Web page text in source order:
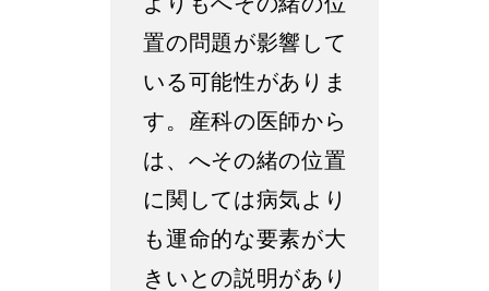
よりもへその緒の位
置の問題が影響して
いる可能性がありま
す。産科の医師から
は、へその緒の位置
に関しては病気より
も運命的な要素が大
きいとの説明があり